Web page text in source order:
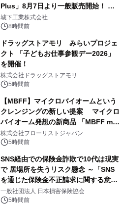
Plus」8月7日より一般販売開始！ ケ
ーブル1本つなぐだけ、テレビの音が
ぐっと豊かに
城下工業株式会社
8時間前
ドラッグストアモリ みらいプロジェ
クト 「子どもお仕事参観デー2026」
を開催！
株式会社ドラッグストアモリ
5時間前
【MBFF】マイクロバイオームという
クレンジングの新しい提案 マイクロ
バイオーム発想の新商品 「MBFF mb
クレンジングPRO」を2026年8月6日
発売
株式会社フローリストジャパン
5時間前
SNS経由での保険金詐欺で10代は現実
で 居場所を失うリスク懸念 ～「SNS
を通じた保険金不正請求に関する意識
調査」を実施、 認知度の低さも浮き彫
りに～
一般社団法人 日本損害保険協会
5時間前